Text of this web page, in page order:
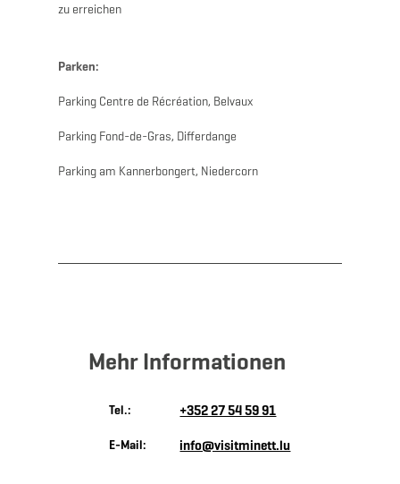
zu erreichen
Parken:
Parking Centre de Récréation, Belvaux
Parking Fond-de-Gras, Differdange
Parking am Kannerbongert, Niedercorn
Mehr Informationen
Tel.: +352 27 54 59 91
E-Mail: info@visitminett.lu